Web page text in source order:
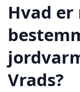
Hvad
Vrads?